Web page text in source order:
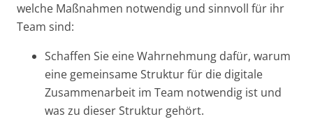
welche Maßnahmen notwendig und sinnvoll für ihr
Team sind:
Schaffen Sie eine Wahrnehmung dafür, warum
eine gemeinsame Struktur für die digitale
Zusammenarbeit im Team notwendig ist und
was zu dieser Struktur gehört.